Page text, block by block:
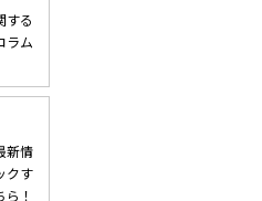
する
ラム
新情
クす
！